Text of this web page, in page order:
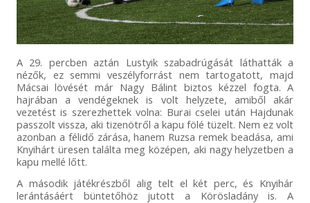
A 29. percben aztán Lustyik szabadrúgását láthatták a
nézők, ez semmi veszélyforrást nem tartogatott, majd
Mácsai lövését már Nagy Bálint biztos kézzel fogta. A
hajrában a vendégeknek is volt helyzete, amiből akár
vezetést is szerezhettek volna: Burai cselei után Hajdunak
passzolt vissza, aki tizenötről a kapu fölé tüzelt. Nem ez volt
azonban a félidő zárása, hanem Ruzsa remek beadása, ami
Knyihárt üresen találta meg középen, aki nagy helyzetben a
kapu mellé lőtt.
A második játékrészből alig telt el két perc, és Knyihár
lerántásáért büntetőhöz jutott a Körösladány is. A